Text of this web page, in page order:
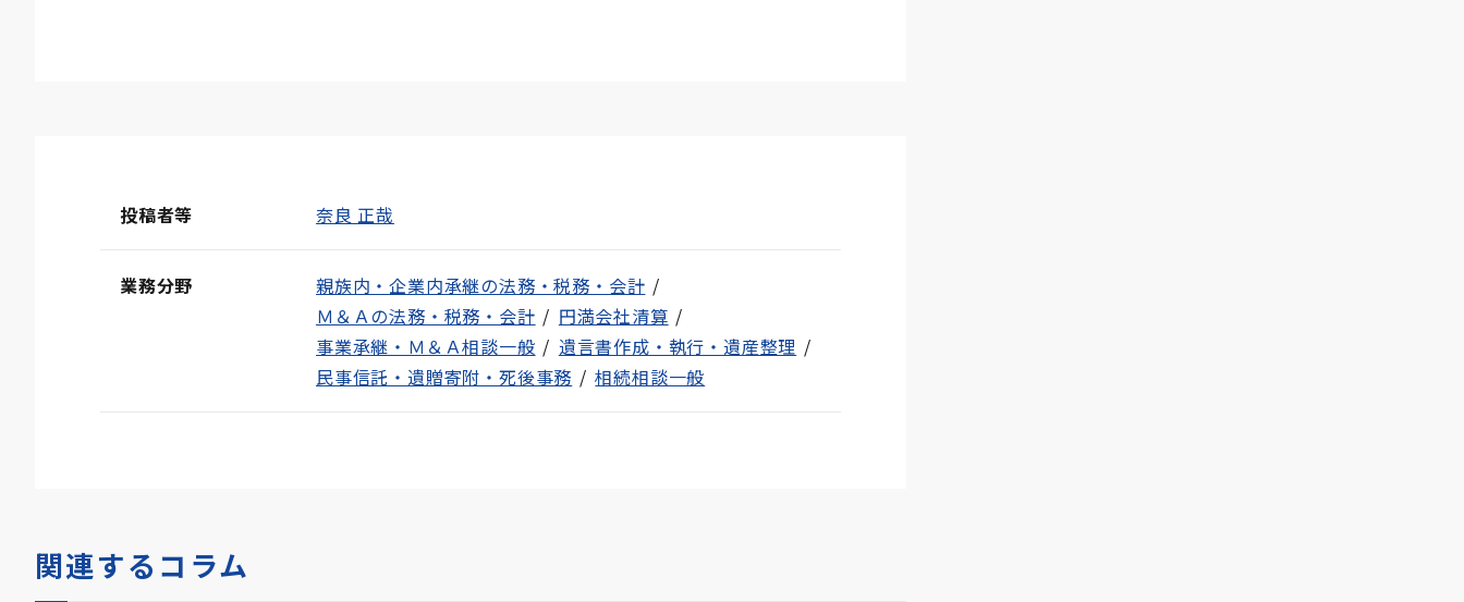
投稿者等 奈良 正哉
業務分野
親族内・企業内承継の法務・税務・会計
Ｍ＆Ａの法務・税務・会計
円満会社清算
事業承継・Ｍ＆Ａ相談一般
遺言書作成・執行・遺産整理
民事信託・遺贈寄附・死後事務
相続相談一般
関連するコラム